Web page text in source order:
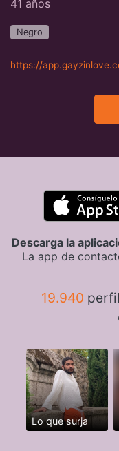
41 años
Negro
https://
Descarga la
La app de
19.940
Lo que surja